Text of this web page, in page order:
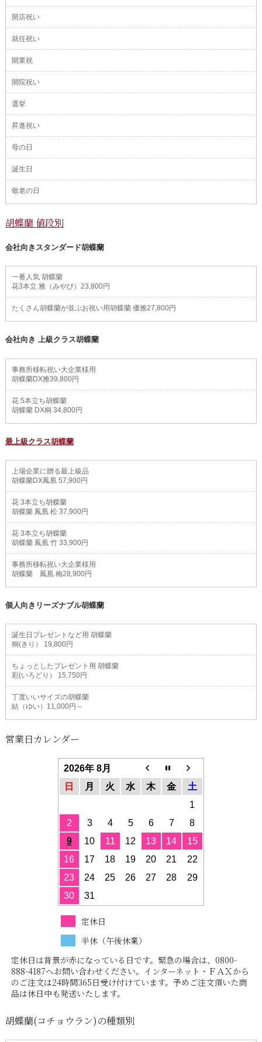
開店祝い
就任祝い
開業祝
開院祝い
選挙
昇進祝い
母の日
誕生日
敬老の日
胡蝶蘭 値段別
会社向きスタンダード胡蝶蘭
一番人気 胡蝶蘭
花3本立 雅（みやび）23,800円
たくさん胡蝶蘭が並ぶお祝い用胡蝶蘭 優雅27,800円
会社向き 上級クラス胡蝶蘭
事務所移転祝い大企業様用
胡蝶蘭DX雅39,800円
花 5本立ち胡蝶蘭
胡蝶蘭 DX桐 34,800円
最上級クラス胡蝶蘭
上場企業に贈る最上級品
胡蝶蘭DX鳳凰 57,900円
花 3本立ち胡蝶蘭
胡蝶蘭 鳳凰 松 37,900円
花 3本立ち胡蝶蘭
胡蝶蘭 鳳凰 竹 33,900円
事務所移転祝い大企業様用
胡蝶蘭 鳳凰 梅28,900円
個人向きリーズナブル胡蝶蘭
誕生日プレゼントなど用 胡蝶蘭
桐(きり） 19,800円
ちょっとしたプレゼント用 胡蝶蘭
彩(いろどり） 15,750円
丁度いいサイズの胡蝶蘭
結（ゆい）11,000円～
営業日カレンダー
2026年 8月
日
月 火 水 木 金
土
1
2
3 4 5 6 7
8
9
10 11 12 13 14
15
16
17 18 19 20 21
22
23
24 25 26 27 28
29
30
31
定休日
半休（午後休業）
定休日は背景が赤になっている日です。緊急の場合は、0800-
888-4187へお問い合わせください。インターネット・ＦＡＸから
のご注文は24時間365日受け付けています。予めご注文頂いた商
品は休日中も発送いたします。
胡蝶蘭(コチョウラン)の種類別